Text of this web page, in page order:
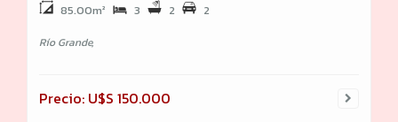
85.00m² 3 2 2
Río Grande,
Precio: U$S 150.000